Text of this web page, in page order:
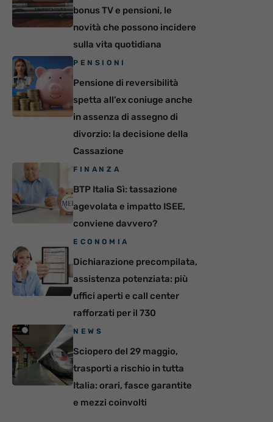
bonus TV e pensioni, le
novità che possono incidere
sulla vita quotidiana
PENSIONI
Pensione di reversibilità
spetta all’ex coniuge anche
in assenza di assegno di
divorzio: la decisione della
Cassazione
FINANZA
BTP Italia Sì: tassazione
agevolata e impatto ISEE,
conviene davvero?
ECONOMIA
Dichiarazione precompilata,
assistenza potenziata: più
uffici aperti e call center
rafforzati per il 730
NEWS
Sciopero del 29 maggio,
trasporti a rischio in tutta
Italia: orari, fasce garantite
e mezzi coinvolti